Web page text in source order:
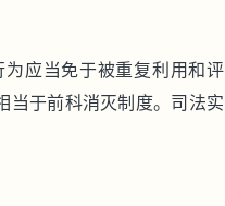
应当免于被重复利用和评
当于前科消灭制度。司法实